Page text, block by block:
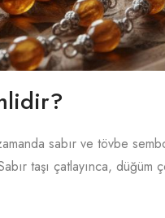
sabır ve tövbe
taşı çatlayınca, düğüm